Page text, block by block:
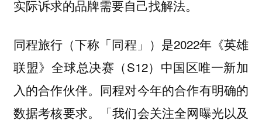
实际诉求的品牌需要自己找解法。
同程旅行（下称「同程」）是2022年《英雄
联盟》全球总决赛（S12）中国区唯一新加
入的合作伙伴。同程对今年的合作有明确的
数据考核要求。「我们会关注全网曝光以及